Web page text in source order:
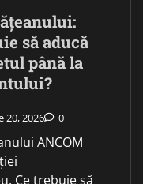
să aducă
până la
20, 2026 0
ANCOM
Ce trebuie să